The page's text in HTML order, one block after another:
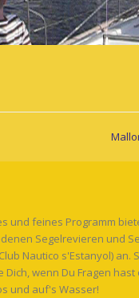
und feines Programm
Segelrevieren und
Nautico s'Estanyol) an.
Dich, wenn Du Fragen
und auf's Wasser!